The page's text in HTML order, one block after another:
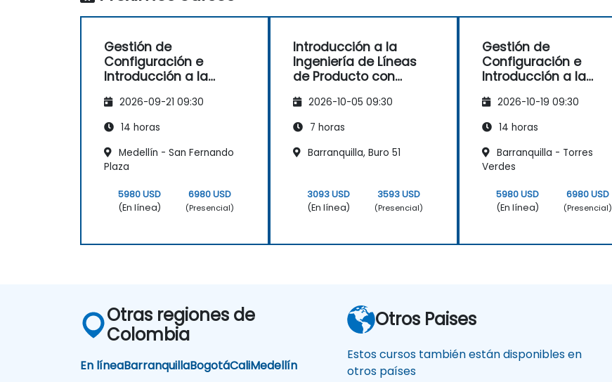
Gestión de
Configuración e
Introducción a la
de Producto
2026-09-21 09:30
14 horas
Medellín - San Fernando
Plaza
5980 USD
(En línea)
6980 USD
(Presencial)
Introducción a la
Ingeniería de Líneas
de Producto con
2026-10-05 09:30
7 horas
Barranquilla, Buro 51
3093 USD
(En línea)
3593 USD
(Presencial)
Gestión de
Configuración e
Introducción a la
de Producto
2026-10-19 09:30
14 horas
Barranquilla - Torres
Verdes
5980 USD
(En línea)
6980 USD
(Presencial)
Otras regiones de
Colombia
En líneaBarranquillaBogotáCaliMedellín
Otros Paises
Estos cursos también están disponibles en
otros países